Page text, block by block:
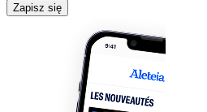
Zapisz się